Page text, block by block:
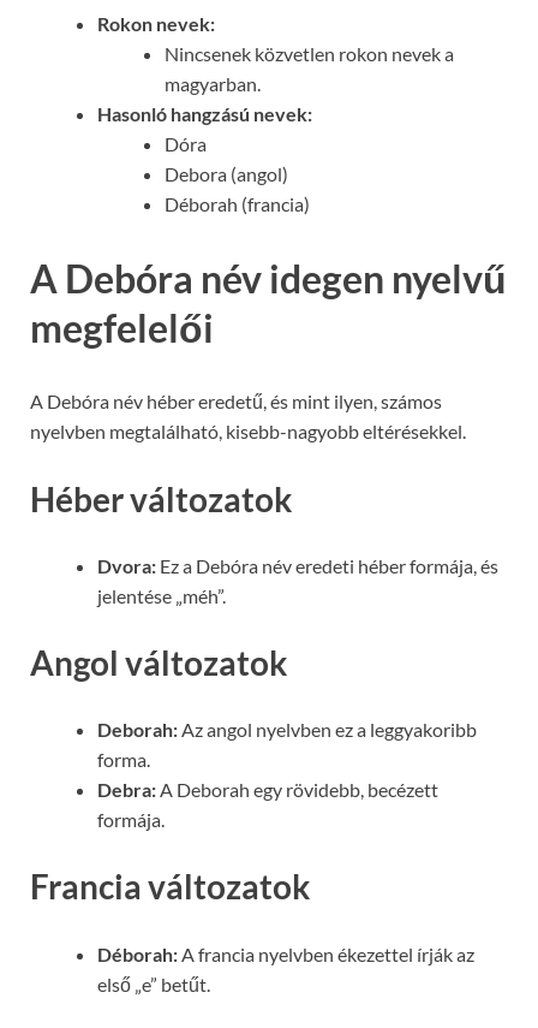
Rokon nevek:
Nincsenek közvetlen rokon nevek a
magyarban.
Hasonló hangzású nevek:
Dóra
Debora (angol)
Déborah (francia)
A Debóra név idegen nyelvű
megfelelői
A Debóra név héber eredetű, és mint ilyen, számos
nyelvben megtalálható, kisebb-nagyobb eltérésekkel.
Héber változatok
Dvora: Ez a Debóra név eredeti héber formája, és
jelentése „méh”.
Angol változatok
Deborah:Az angol nyelvben ez a leggyakoribb
forma.
Debra:A Deborah egy rövidebb, becézett
formája.
Francia változatok
Déborah: A francia nyelvben ékezettel írják az
első „e” betűt.